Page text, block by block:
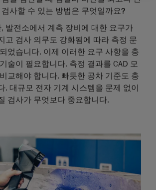
사할 수 있는 방법은 무엇일까요?
발전소에서 계측 장비에 대한 요구가
고 검사 의무도 강화됨에 따라 측정 문
었습니다. 이제 이러한 요구 사항을 충
술이 필요합니다. 측정 결과를 CAD 모
교해야 합니다. 빠듯한 공차 기준도 충
. 대규모 전자 기계 시스템을 문제 없이
검사가 무엇보다 중요합니다.